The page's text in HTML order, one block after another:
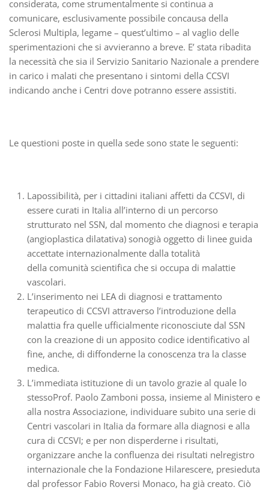
considerata, come strumentalmente si continua a
comunicare, esclusivamente possibile concausa della
Sclerosi Multipla, legame – quest’ultimo – al vaglio delle
sperimentazioni che si avvieranno a breve. E’ stata ribadita
la necessità che sia il Servizio Sanitario Nazionale a prendere
in carico i malati che presentano i sintomi della CCSVI
indicando anche i Centri dove potranno essere assistiti.
Le questioni poste in quella sede sono state le seguenti:
Lapossibilità, per i cittadini italiani affetti da CCSVI, di
essere curati in Italia all’interno di un percorso
strutturato nel SSN, dal momento che diagnosi e terapia
(angioplastica dilatativa) sonogià oggetto di linee guida
accettate internazionalmente dalla totalità
della comunità scientifica che si occupa di malattie
vascolari.
L’inserimento nei LEA di diagnosi e trattamento
terapeutico di CCSVI attraverso l’introduzione della
malattia fra quelle ufficialmente riconosciute dal SSN
con la creazione di un apposito codice identificativo al
fine, anche, di diffonderne la conoscenza tra la classe
medica.
L’immediata istituzione di un tavolo grazie al quale lo
stessoProf. Paolo Zamboni possa, insieme al Ministero e
alla nostra Associazione, individuare subito una serie di
Centri vascolari in Italia da formare alla diagnosi e alla
cura di CCSVI; e per non disperderne i risultati,
organizzare anche la confluenza dei risultati nelregistro
internazionale che la Fondazione Hilarescere, presieduta
dal professor Fabio Roversi Monaco, ha già creato. Ciò